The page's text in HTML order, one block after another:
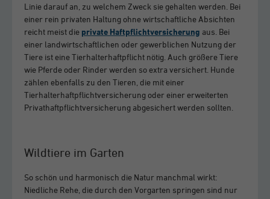
Linie darauf an, zu welchem Zweck sie gehalten werden. Bei
einer rein privaten Haltung ohne wirtschaftliche Absichten
reicht meist die private Haftpflichtversicherung aus. Bei
einer landwirtschaftlichen oder gewerblichen Nutzung der
Tiere ist eine Tierhalterhaftpflicht nötig. Auch größere Tiere
wie Pferde oder Rinder werden so extra versichert. Hunde
zählen ebenfalls zu den Tieren, die mit einer
Tierhalterhaftpflichtversicherung oder einer erweiterten
Privathaftpflichtversicherung abgesichert werden sollten.
Wildtiere im Garten
So schön und harmonisch die Natur manchmal wirkt:
Niedliche Rehe, die durch den Vorgarten springen sind nur